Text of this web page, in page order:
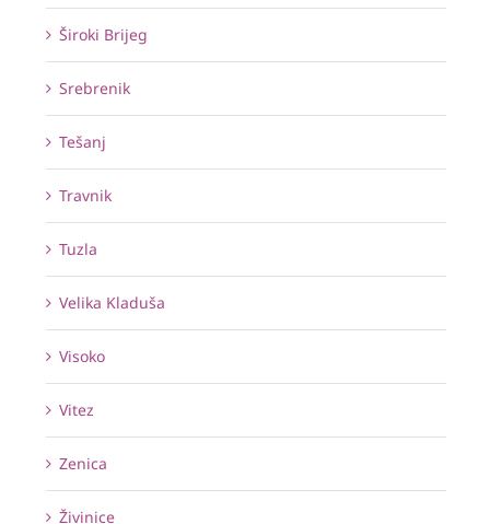
Široki Brijeg
Srebrenik
Tešanj
Travnik
Tuzla
Velika Kladuša
Visoko
Vitez
Zenica
Živinice